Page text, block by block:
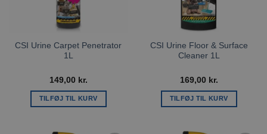
CSI Urine Carpet Penetrator
1L
149,00 kr.
TILFØJ TIL KURV
CSI Urine Floor & Surface
Cleaner 1L
169,00 kr.
TILFØJ TIL KURV